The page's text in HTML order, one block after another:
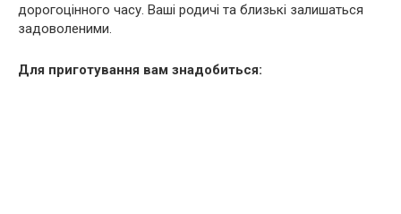
дорогоцінного часу. Ваші родичі та близькі залишаться
задоволеними.
Для приготування вам знадобиться: